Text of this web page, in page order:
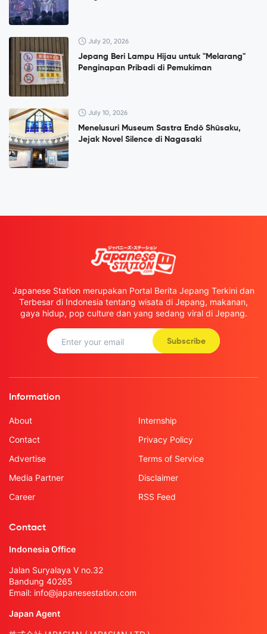
July 20, 2026
Jepang Beri Lampu Hijau untuk "Melarang"
Penginapan Pribadi di Pemukiman
July 10, 2026
Menelusuri Museum Sastra Endō Shūsaku,
Jejak Novel Silence di Nagasaki
Japanese Station merupakan Portal Berita Jepang Terkini dan
Terbesar di Indonesia tentang wisata di Jepang, makanan,
gaya hidup, pop culture dan yang sedang viral di Jepang.
Subscribe
Information
About
Contact
Advertise
Media Partner
Career
Internship
Privacy Policy
Terms of Service
Disclaimer
RSS Feed
Contact
Indonesia Office
Jalan Suryalaya V no.32
Bandung 40265
Email: info@japanesestation.com
Japan Agent